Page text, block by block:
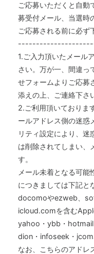
ご応募いただくと自動
募受付メール、当選時
ご応募される前に必ず
1.ご入力頂いたメール
さい。万が一、間違っ
せフォームよりご応募
添えの上、ご連絡下さ
2.ご利用頂いておりま
ールアドレス側の迷惑
リティ設定により、迷
は削除されてしまい、
す。
メール未着となる可
につきましては下記と
docomoやezweb、
icloud.comを含む
yahoo・ybb・
dion・infoseek・jcom
なお、こちらのアドレ